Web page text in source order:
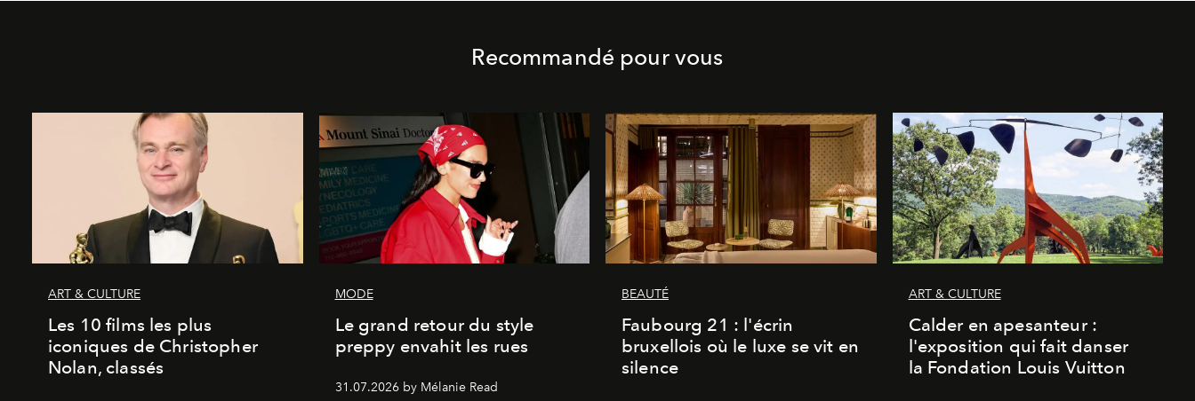
Recommandé pour vous
ART & CULTURE
Les 10 films les plus
iconiques de Christopher
Nolan, classés
MODE
Le grand retour du style
preppy envahit les rues
31.07.2026 by Mélanie Read
BEAUTÉ
Faubourg 21 : l'écrin
bruxellois où le luxe se vit en
silence
ART & CULTURE
Calder en apesanteur :
l'exposition qui fait danser
la Fondation Louis Vuitton